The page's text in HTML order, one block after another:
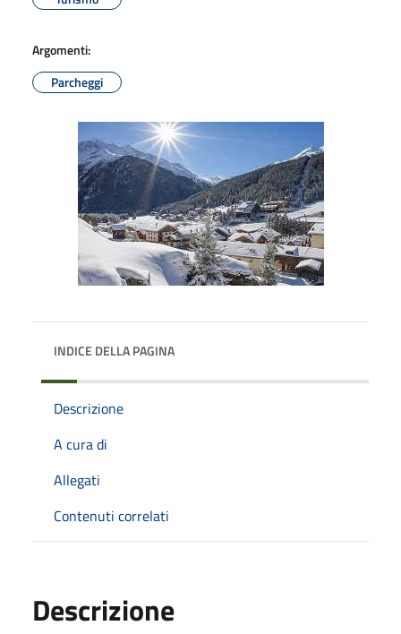
Argomenti:
Parcheggi
INDICE DELLA PAGINA
Descrizione
A cura di
Allegati
Contenuti correlati
Descrizione